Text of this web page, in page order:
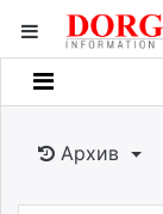
Мэдээллийн
Банк санхүү
Бизнес ААН
Архив